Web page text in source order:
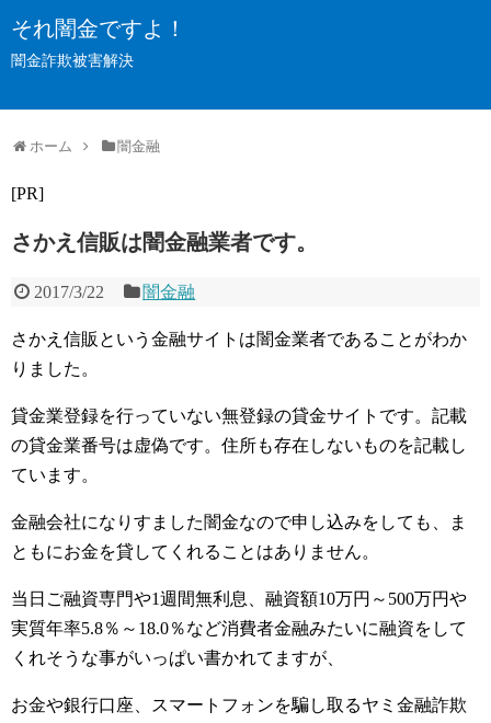
それ闇金ですよ！
闇金詐欺被害解決
ホーム 闇金融
[PR]
さかえ信販は闇金融業者です。
2017/3/22 闇金融
さかえ信販という金融サイトは闇金業者であることがわか
りました。
貸金業登録を行っていない無登録の貸金サイトです。記載
の貸金業番号は虚偽です。住所も存在しないものを記載し
ています。
金融会社になりすました闇金なので申し込みをしても、ま
ともにお金を貸してくれることはありません。
当日ご融資専門や1週間無利息、融資額10万円～500万円や
実質年率5.8％～18.0％など消費者金融みたいに融資をして
くれそうな事がいっぱい書かれてますが、
お金や銀行口座、スマートフォンを騙し取るヤミ金融詐欺